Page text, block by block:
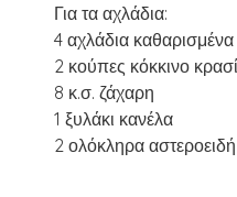
Για τα αχλάδια:
4 αχλάδια
2 κούπες κόκκινο
8 κ.σ. ζάχαρη
1 ξυλάκι κανέλα
2 ολόκληρα